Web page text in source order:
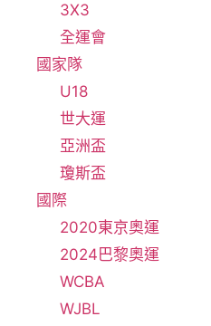
3X3
全運會
國家隊
U18
世大運
亞洲盃
瓊斯盃
國際
2020東京奧運
2024巴黎奧運
WCBA
WJBL